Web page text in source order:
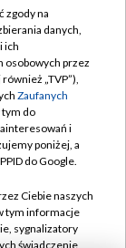
zgody na
danych,
ich
osobowych przez
„TVP”),
Zaufanych
tym do
i
poniżej, a
do Google.
Ciebie naszych
tym informacje
sygnalizatory
świadczenie